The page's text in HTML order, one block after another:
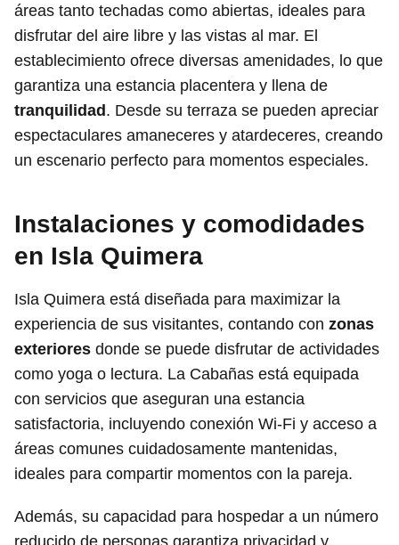
áreas tanto techadas como abiertas, ideales para
disfrutar del aire libre y las vistas al mar. El
establecimiento ofrece diversas amenidades, lo que
garantiza una estancia placentera y llena de
tranquilidad. Desde su terraza se pueden apreciar
espectaculares amaneceres y atardeceres, creando
un escenario perfecto para momentos especiales.
Instalaciones y comodidades
en Isla Quimera
Isla Quimera está diseñada para maximizar la
experiencia de sus visitantes, contando con zonas
exteriores donde se puede disfrutar de actividades
como yoga o lectura. La Cabañas está equipada
con servicios que aseguran una estancia
satisfactoria, incluyendo conexión Wi-Fi y acceso a
áreas comunes cuidadosamente mantenidas,
ideales para compartir momentos con la pareja.
Además, su capacidad para hospedar a un número
reducido de personas garantiza privacidad y